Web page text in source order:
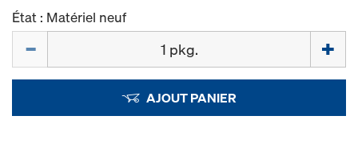
État : Matériel neuf
AJOUT PANIER